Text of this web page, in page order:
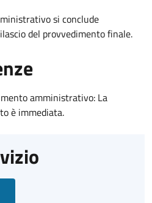
si conclude
del provvedimento finale.
amministrativo: La
è immediata.